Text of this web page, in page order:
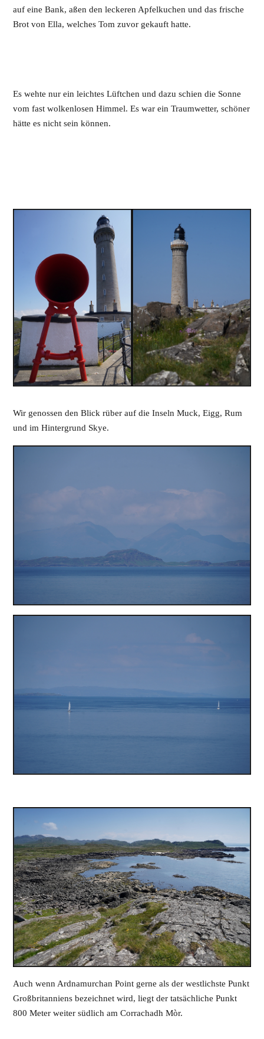
auf eine Bank, aßen den leckeren Apfelkuchen und das frische
Brot von Ella, welches Tom zuvor gekauft hatte.
Es wehte nur ein leichtes Lüftchen und dazu schien die Sonne
vom fast wolkenlosen Himmel. Es war ein Traumwetter, schöner
hätte es nicht sein können.
Wir genossen den Blick rüber auf die Inseln Muck, Eigg, Rum
und im Hintergrund Skye.
Auch wenn Ardnamurchan Point gerne als der westlichste Punkt
Großbritanniens bezeichnet wird, liegt der tatsächliche Punkt
800 Meter weiter südlich am Corrachadh Mòr.